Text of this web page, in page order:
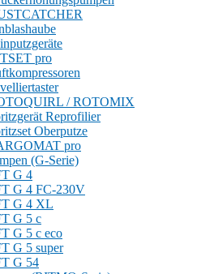
pro
/ ROTOMIX
Reprofilier
Oberputze
pro
(G-Serie)
G 4
G 4 FC-230V
G 4 XL
G 5 c
G 5 c eco
G 5 super
G 54